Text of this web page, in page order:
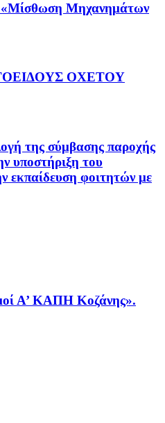
Μηχανημάτων
ΟΧΕΤΟΥ
της σύμβασης παροχής
υποστήριξη του
εκπαίδευση φοιτητών με
Α’ ΚΑΠΗ Κοζάνης».